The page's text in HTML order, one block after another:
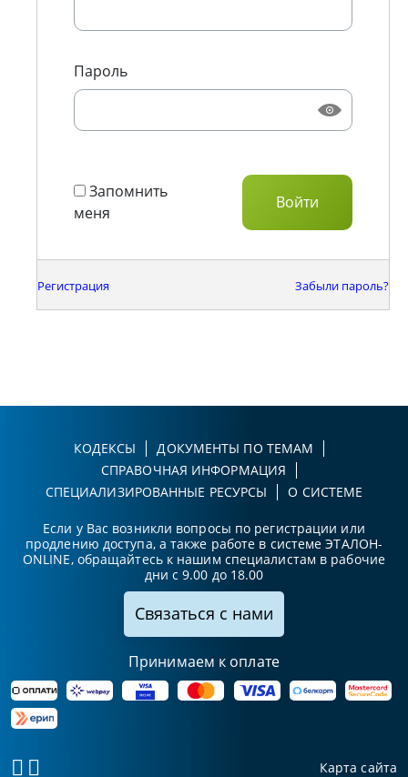
Пароль
Запомнить
меня
Регистрация Забыли пароль?
КОДЕКСЫ
ДОКУМЕНТЫ ПО ТЕМАМ
СПРАВОЧНАЯ ИНФОРМАЦИЯ
СПЕЦИАЛИЗИРОВАННЫЕ РЕСУРСЫ
О СИСТЕМЕ
Если у Вас возникли вопросы по регистрации или
продлению доступа, а также работе в системе ЭТАЛОН-
ONLINE, обращайтесь к нашим специалистам в рабочие
дни с 9.00 до 18.00
Связаться с нами
Принимаем к оплате
Карта сайта